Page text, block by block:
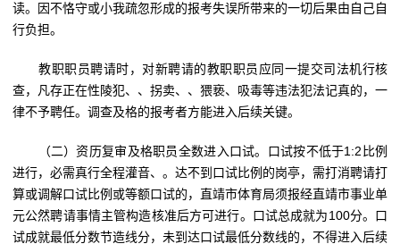
读。因不恪守或小我疏忽形成的报考失误所带来的一切后果由自己自
行负担。
教职职员聘请时，对新聘请的教职职员应同一提交司法机行核
查，凡存正在性陵犯、、拐卖、、猥亵、吸毒等违法犯法记真的，一
律不予聘任。调查及格的报考者方能进入后续关键。
（二）资历复审及格职员全数进入口试。口试按不低于1:2比例
进行，必需真行全程灌音、。达不到口试比例的岗亭，需打消聘请打
算或调解口试比例或等额口试的，直靖市体育局须报经直靖市事业单
元公然聘请事情主管构造核准后方可进行。口试总成就为100分。口
试成就最低分数节造线分，未到达口试最低分数线的，不得进入后续